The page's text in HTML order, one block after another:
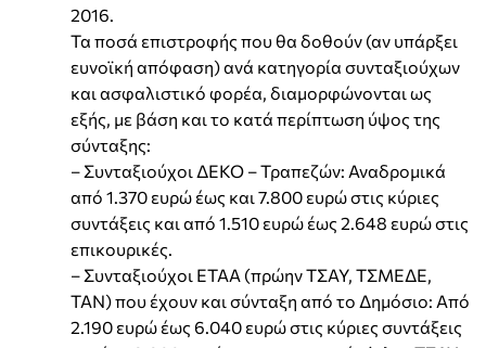
2016.
Τα ποσά επιστροφής που θα δοθούν (αν υπάρξει
ευνοϊκή απόφαση) ανά κατηγορία συνταξιούχων
και ασφαλιστικό φορέα, διαμορφώνονται ως
εξής, με βάση και το κατά περίπτωση ύψος της
σύνταξης:
– Συνταξιούχοι ΔΕΚΟ – Τραπεζών: Αναδρομικά
από 1.370 ευρώ έως και 7.800 ευρώ στις κύριες
συντάξεις και από 1.510 ευρώ έως 2.648 ευρώ στις
επικουρικές.
– Συνταξιούχοι ΕΤΑΑ (πρώην ΤΣΑΥ, ΤΣΜΕΔΕ,
ΤΑΝ) που έχουν και σύνταξη από το Δημόσιο: Από
2.190 ευρώ έως 6.040 ευρώ στις κύριες συντάξεις